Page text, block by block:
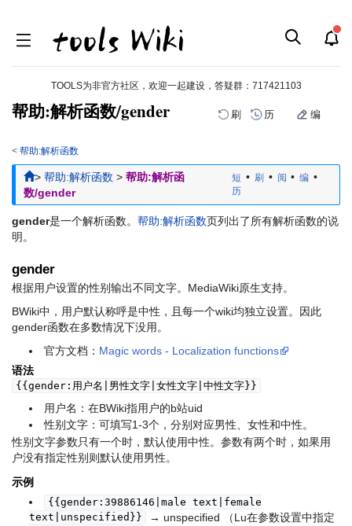
TOOLS为非官方社区，欢迎一起建设，答疑群： 717421103
帮助:解析函数/gender 刷 历 编
< 帮助:解析函数
跳
跳
> 帮助:解析函数 > 帮助:解析函
数/gender
短 • 刷 • 阅 • 编 •
历
gender是一个解析函数。 帮助:解析函数页列出了所有解析函数的说
明。
gender
根据用户设置的性别输出不同文字。MediaWiki原生支持。
BWiki中，用户默认称呼是中性，且每一个wiki均独立设置。因此
gender函数在多数情况下没用。
官方文档： Magic words - Localization functions
语法
{{gender:用户名|男性文字|女性文字|中性文字}}
用户名：在BWiki指用户的b站uid
性别文字：可填写1-3个，分别对应男性、女性和中性。
性别文字参数只有一个时，默认使用中性。参数有两个时，如果用
户没有指定性别则默认使用男性。
示例
{{gender:39886146|male text|female
text|unspecified}}
→ unspecified （Lu在参数设置中指定